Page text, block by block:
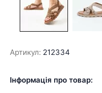
Артикул: 212334
Інформація про товар: